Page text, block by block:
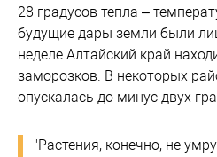
28 градусов тепла –
будущие дары земли были
неделе Алтайский край
заморозков. В некоторых
опускалась до минус двух
"Растения, конечно, не